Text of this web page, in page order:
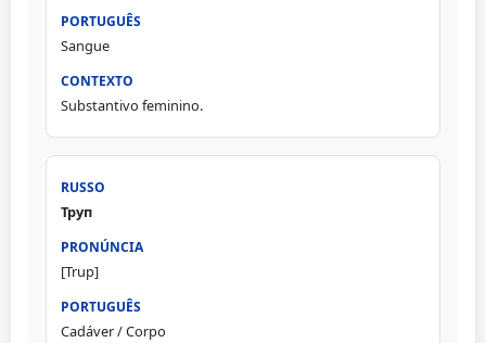
Sangue
Substantivo feminino.
Труп
[Trup]
Cadáver / Corpo